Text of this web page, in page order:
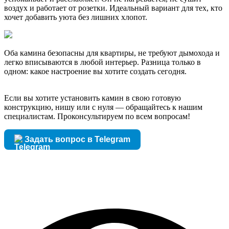
воздух и работает от розетки. Идеальный вариант для тех, кто
хочет добавить уюта без лишних хлопот.
Оба камина безопасны для квартиры, не требуют дымохода и
легко вписываются в любой интерьер. Разница только в
одном: какое настроение вы хотите создать сегодня.
Если вы хотите установить камин в свою готовую
конструкцию, нишу или с нуля — обращайтесь к нашим
специалистам. Проконсультируем по всем вопросам!
Задать вопрос в Telegram